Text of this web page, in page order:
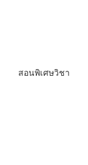
สอนพิเศษวิชา